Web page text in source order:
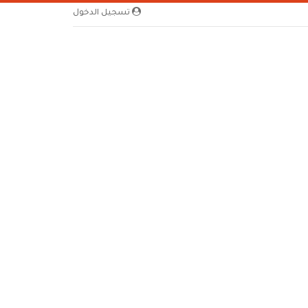
تسجيل الدخول